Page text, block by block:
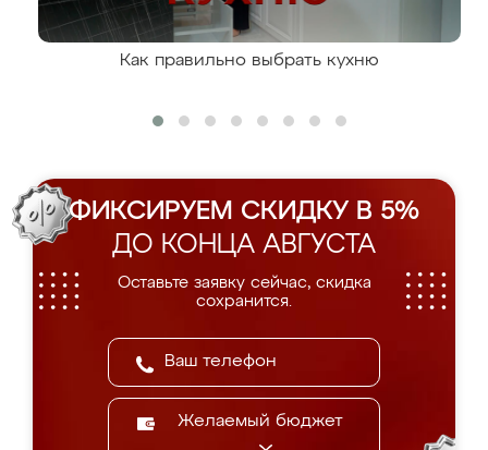
Как правильно выбрать кухню
ФИКСИРУЕМ СКИДКУ В 5%
ДО КОНЦА АВГУСТА
Оставьте заявку сейчас, скидка
сохранится.
Желаемый бюджет